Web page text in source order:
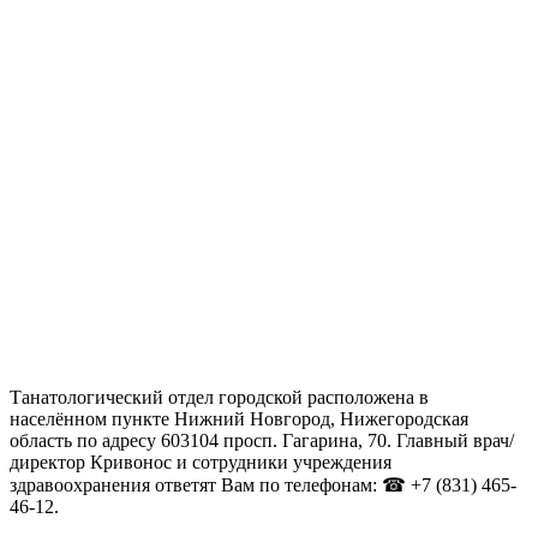
Танатологический отдел городской расположена в
населённом пункте Нижний Новгород, Нижегородская
область по адресу 603104 просп. Гагарина, 70. Главный врач/
директор Кривонос и сотрудники учреждения
здравоохранения ответят Вам по телефонам: ☎ +7 (831) 465-
46-12.